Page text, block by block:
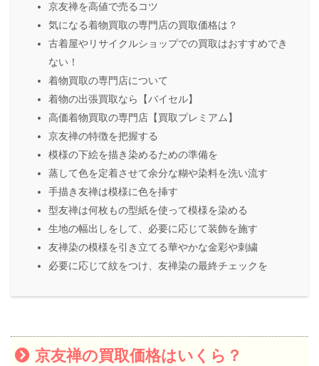
京友禅を高値で売るコツ
気になる着物買取の専門店の買取価格は？
古着屋やリサイクルショップでの買取はおすすめでき
ない！
着物買取の専門店について
着物の出張買取なら【バイセル】
高価着物買取の専門店【買取プレミアム】
京友禅の特徴を把握する
模様の下絵を描き染めるための準備を
蒸して色を定着させて余分な糊や染料を洗い流す
手描き友禅は模様に色を挿す
型友禅は何枚もの型紙を使って模様を染める
生地の幅出しをして、必要に応じて装飾を施す
友禅染の模様を引き立てる華やかな金彩や刺繍
必要に応じて紋をつけ、友禅染の最終チェックを
京友禅の買取価格はいくら？